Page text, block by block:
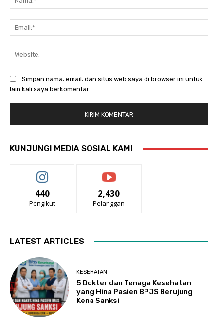
Simpan nama, email, dan situs web saya di browser ini untuk
lain kali saya berkomentar.
KUNJUNGI MEDIA SOSIAL KAMI
440
Pengikut
2,430
Pelanggan
LATEST ARTICLES
KESEHATAN
5 Dokter dan Tenaga Kesehatan
yang Hina Pasien BPJS Berujung
Kena Sanksi